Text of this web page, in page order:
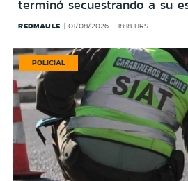
terminó secuestrando a su
REDMAULE 01/08/2026 - 18:18 HRS
POLICIAL